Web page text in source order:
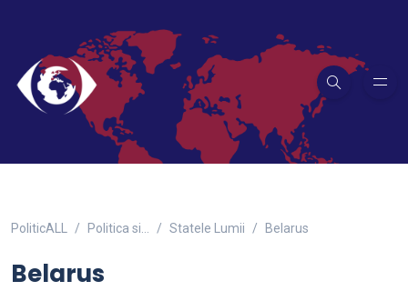
PoliticALL Politica si… Statele Lumii Belarus
Belarus